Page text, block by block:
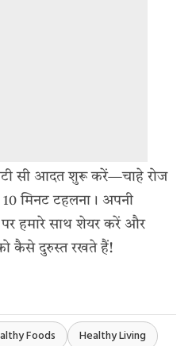
सी आदत शुरू करें—चाहे रोज
मिनट टहलना। अपनी
हमारे साथ शेयर करें और
कैसे दुरुस्त रखते हैं!
Foods Healthy Living